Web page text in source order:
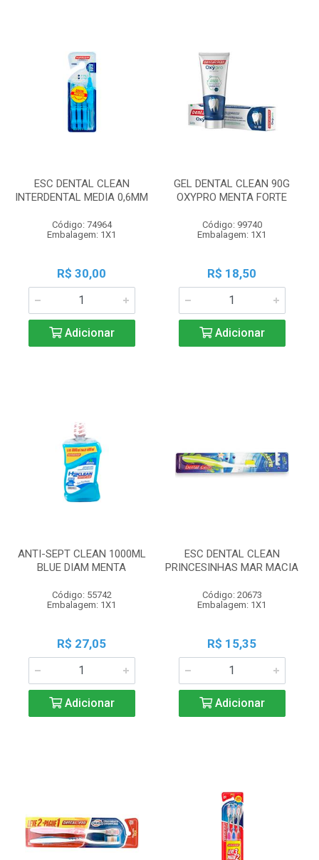
ESC DENTAL CLEAN
INTERDENTAL MEDIA 0,6MM
Código: 74964
Embalagem: 1X1
R$ 30,00
Adicionar
GEL DENTAL CLEAN 90G
OXYPRO MENTA FORTE
Código: 99740
Embalagem: 1X1
R$ 18,50
Adicionar
ANTI-SEPT CLEAN 1000ML
BLUE DIAM MENTA
Código: 55742
Embalagem: 1X1
R$ 27,05
Adicionar
ESC DENTAL CLEAN
PRINCESINHAS MAR MACIA
Código: 20673
Embalagem: 1X1
R$ 15,35
Adicionar